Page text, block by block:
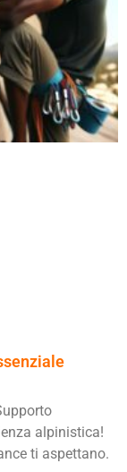
alpinistica!
ti aspettano.